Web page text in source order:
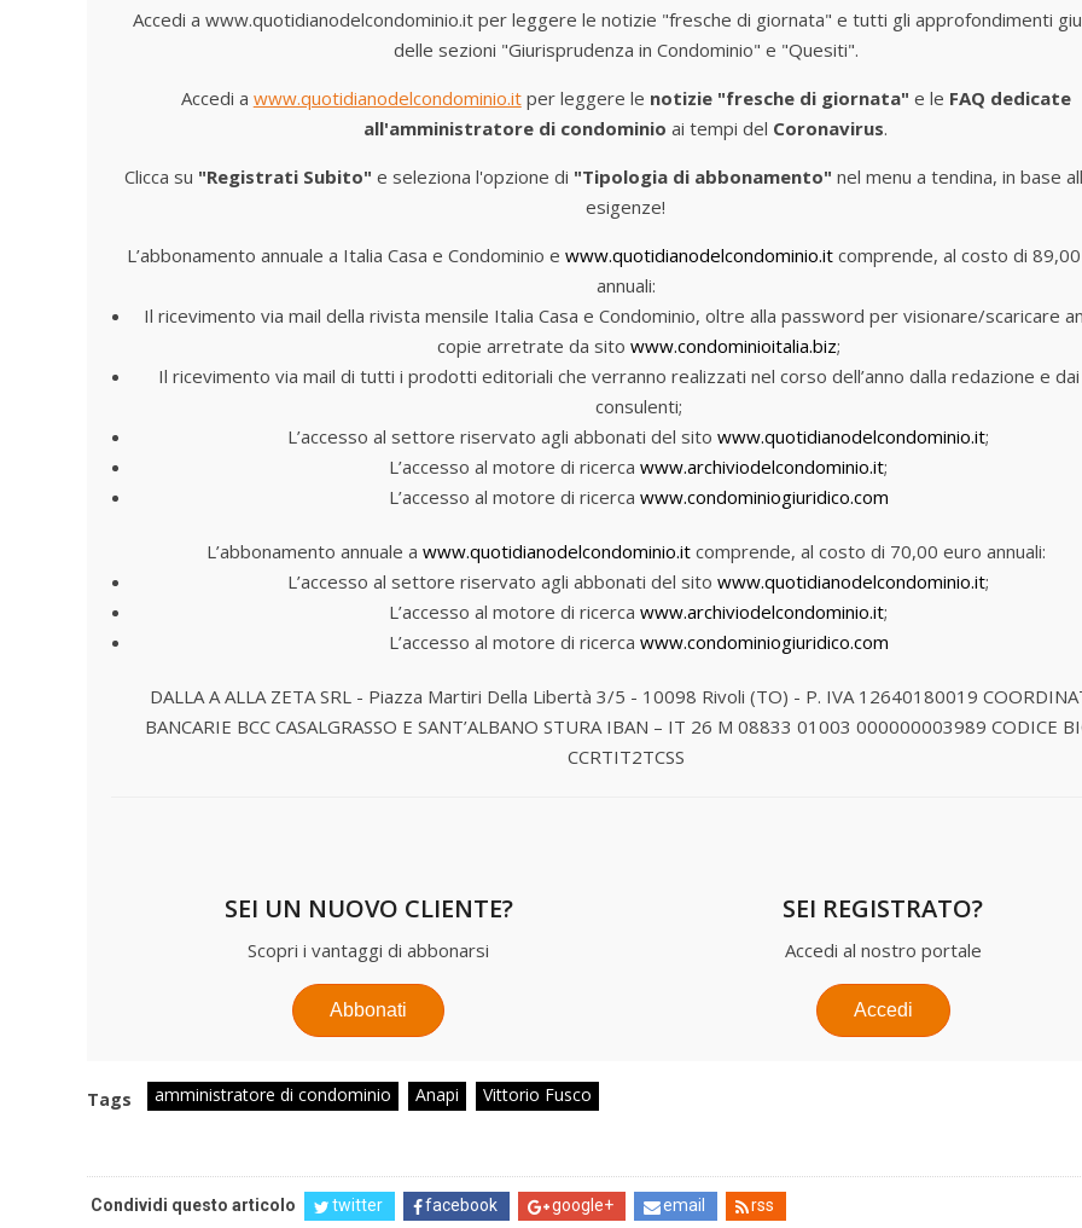
Accedi a www.quotidianodelcondominio.it per leggere le notizie "fresche di giornata" e tutti gli approfondimenti
delle sezioni "Giurisprudenza in Condominio" e "Quesiti".
Accedi a www.quotidianodelcondominio.itper leggere le notizie "fresche di giornata" e le FAQ dedicate
all'amministratore di condominio ai tempi del Coronavirus.
Clicca su "Registrati Subito" e seleziona l'opzione di "Tipologia di abbonamento" nel menu a tendina, in base
esigenze!
L’abbonamento annuale a Italia Casa e Condominio ewww.quotidianodelcondominio.it comprende, al costo di
annuali:
Il ricevimento via mail della rivista mensile Italia Casa e Condominio, oltre alla password per visionare/scaricare
copie arretrate da sito www.condominioitalia.biz;
Il ricevimento via mail di tutti i prodotti editoriali che verranno realizzati nel corso dell’anno dalla redazione e
consulenti;
L’accesso al settore riservato agli abbonati del sitowww.quotidianodelcondominio.it;
L’accesso al motore di ricercawww.archiviodelcondominio.it;
L’accesso al motore di ricerca www.condominiogiuridico.com
L’abbonamento annuale a www.quotidianodelcondominio.itcomprende, al costo di 70,00 euro annuali:
L’accesso al settore riservato agli abbonati del sitowww.quotidianodelcondominio.it;
L’accesso al motore di ricercawww.archiviodelcondominio.it;
L’accesso al motore di ricerca www.condominiogiuridico.com
DALLA A ALLA ZETA SRL - Piazza Martiri Della Libertà 3/5 - 10098 Rivoli (TO) - P. IVA 12640180019
BANCARIE BCC CASALGRASSO E SANT’ALBANO STURA IBAN – IT 26 M 08833 01003 000000003989 CODICE
CCRTIT2TCSS
SEI UN NUOVO CLIENTE?
Scopri i vantaggi di abbonarsi
Abbonati
SEI REGISTRATO?
Accedi al nostro portale
Accedi
Tags amministratore di condominio Anapi Vittorio Fusco
Condividi questo articolo twitter facebook google+ email rss